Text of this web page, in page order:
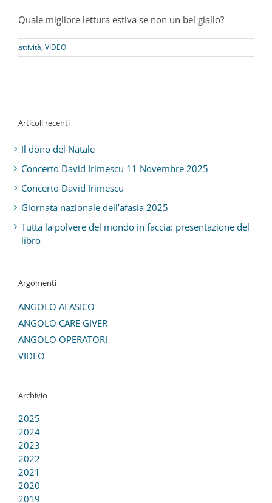
Quale migliore lettura estiva se non un bel giallo?
attività, VIDEO
Articoli recenti
Il dono del Natale
Concerto David Irimescu 11 Novembre 2025
Concerto David Irimescu
Giornata nazionale dell’afasia 2025
Tutta la polvere del mondo in faccia: presentazione del
libro
Argomenti
ANGOLO AFASICO
ANGOLO CARE GIVER
ANGOLO OPERATORI
VIDEO
Archivio
2025
2024
2023
2022
2021
2020
2019